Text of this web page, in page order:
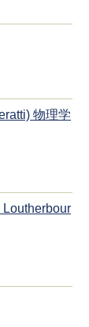
物理学